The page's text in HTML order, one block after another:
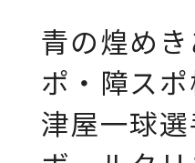
青の煌め
ポ・障ス
津屋一球